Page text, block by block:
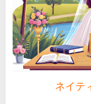
ネイテ